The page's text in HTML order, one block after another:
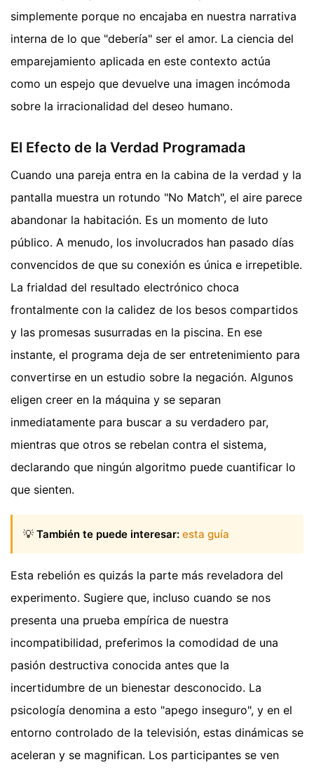
simplemente porque no encajaba en nuestra narrativa
interna de lo que "debería" ser el amor. La ciencia del
emparejamiento aplicada en este contexto actúa
como un espejo que devuelve una imagen incómoda
sobre la irracionalidad del deseo humano.
El Efecto de la Verdad Programada
Cuando una pareja entra en la cabina de la verdad y la
pantalla muestra un rotundo "No Match", el aire parece
abandonar la habitación. Es un momento de luto
público. A menudo, los involucrados han pasado días
convencidos de que su conexión es única e irrepetible.
La frialdad del resultado electrónico choca
frontalmente con la calidez de los besos compartidos
y las promesas susurradas en la piscina. En ese
instante, el programa deja de ser entretenimiento para
convertirse en un estudio sobre la negación. Algunos
eligen creer en la máquina y se separan
inmediatamente para buscar a su verdadero par,
mientras que otros se rebelan contra el sistema,
declarando que ningún algoritmo puede cuantificar lo
que sienten.
💡 También te puede interesar: esta guía
Esta rebelión es quizás la parte más reveladora del
experimento. Sugiere que, incluso cuando se nos
presenta una prueba empírica de nuestra
incompatibilidad, preferimos la comodidad de una
pasión destructiva conocida antes que la
incertidumbre de un bienestar desconocido. La
psicología denomina a esto "apego inseguro", y en el
entorno controlado de la televisión, estas dinámicas se
aceleran y se magnifican. Los participantes se ven